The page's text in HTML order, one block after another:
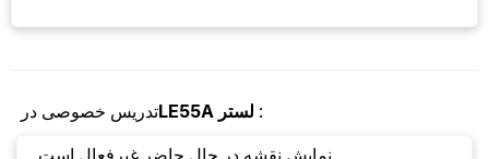
تدریس خصوصی درLE55A لستر :
نمایش نقشه در حال حاضر غیرفعال است.